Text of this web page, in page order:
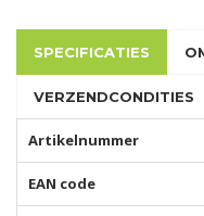
SPECIFICATIES
VERZENDCONDITIES
Artikelnummer
EAN code